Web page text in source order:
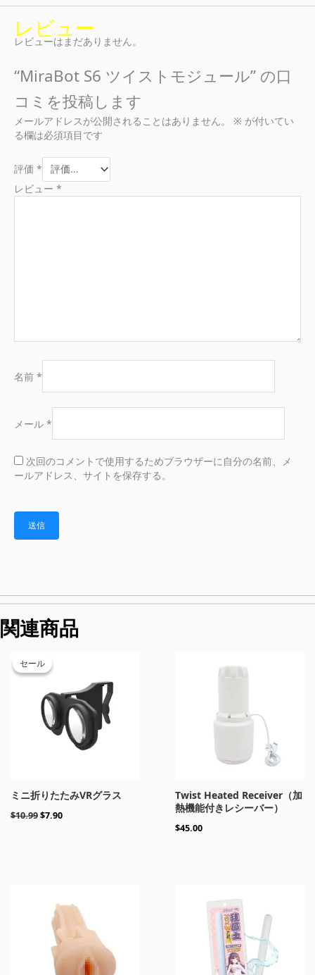
レビュー
レビューはまだありません。
“MiraBot S6 ツイストモジュール” の口
コミを投稿します
メールアドレスが公開されることはありません。 ※ が付いてい
る欄は必須項目です
評価 *
レビュー *
名前 *
メール *
次回のコメントで使用するためブラウザーに自分の名前、メ
ールアドレス、サイトを保存する。
関連商品
セール
セール
ミニ折りたたみVRグラス
$10.99
価
格
$10.99
で
し
た。
$7.90
格
は
$7.90
で
す。
Twist Heated Receiver（加
熱機能付きレシーバー）
$45.00